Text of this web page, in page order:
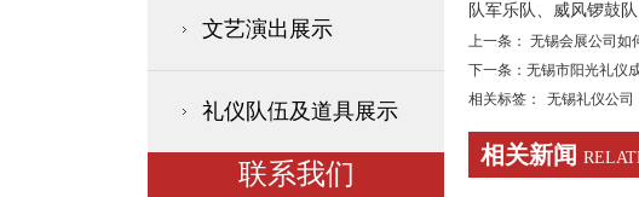
文艺演出展示
礼仪队伍及道具展示
联系我们
队军乐队、威风锣鼓队
上一条： 无锡会展公司如
下一条： 无锡市阳光礼仪
相关标签：
无锡礼仪公司
相关新闻